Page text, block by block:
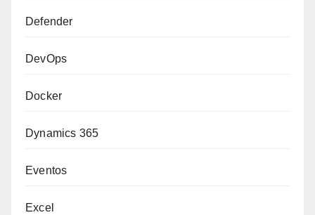
Defender
DevOps
Docker
Dynamics 365
Eventos
Excel